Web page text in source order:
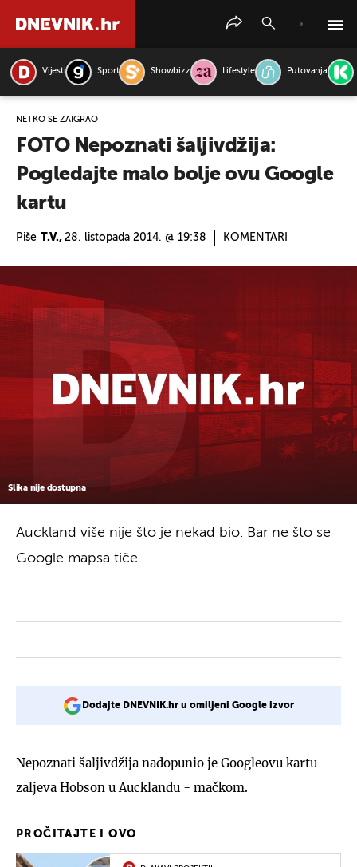
Vijesti Sport Showbizz Lifestyle Putovanja
NETKO SE ZAIGRAO
FOTO Nepoznati šaljivdžija:
Pogledajte malo bolje ovu Google
kartu
Piše T.V., 28. listopada 2014. @ 19:38 KOMENTARI
Slika nije dostupna
Auckland više nije što je nekad bio. Bar ne što se
Google mapsa tiče.
Dodajte DNEVNIK.hr u omiljeni Google izvor
Nepoznati šaljivdžija nadopunio je Googleovu kartu
zaljeva Hobson u Aucklandu - mačkom.
PROČITAJTE I OVO
PRETRAŽITE VIJESTI